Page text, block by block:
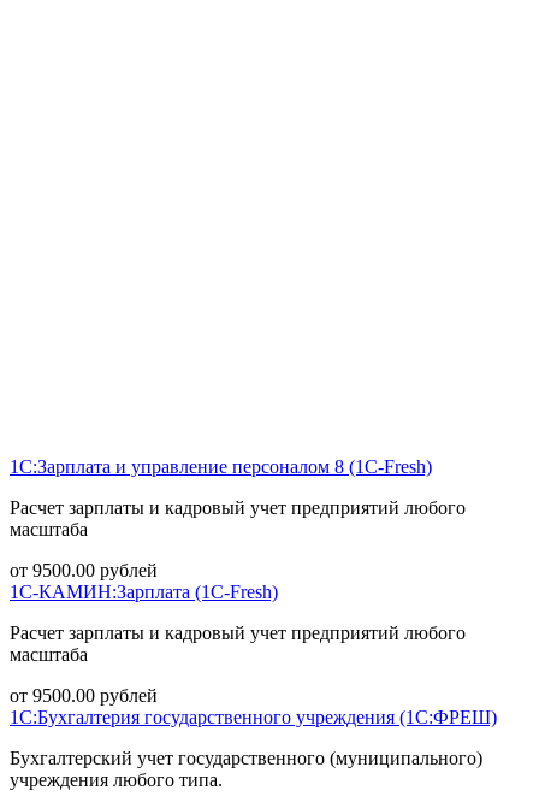
1С:Зарплата и управление персоналом 8 (1С-Fresh)
Расчет зарплаты и кадровый учет предприятий любого
масштаба
от 9500.00 рублей
1С-КАМИН:Зарплата (1С-Fresh)
Расчет зарплаты и кадровый учет предприятий любого
масштаба
от 9500.00 рублей
1С:Бухгалтерия государственного учреждения (1С:ФРЕШ)
Бухгалтерский учет государственного (муниципального)
учреждения любого типа.